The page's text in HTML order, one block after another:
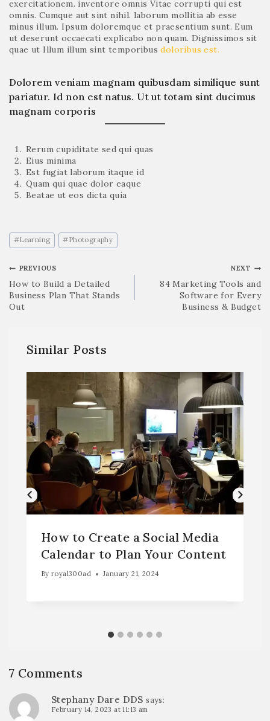
exercitationem. inventore omnis Vitae corrupti qui est
omnis. Cumque aut sint nihil. laborum mollitia ab esse
minus illum. Ipsum doloremque et praesentium sunt. Eum
ut deserunt occaecati explicabo non quam. Dignissimos sit
quae ut Illum illum sint temporibusdoloribus est.
Dolorem veniam magnam quibusdam similique sunt
pariatur. Id non est natus. Ut ut totam sint ducimus
magnam corporis
Rerum cupiditate sed qui quas
Eius minima
Est fugiat laborum itaque id
Quam qui quae dolor eaque
Beatae ut eos dicta quia
#Learning #Photography
PREVIOUS
How to Build a Detailed
Business Plan That Stands
Out
NEXT
84 Marketing Tools and
Software for Every
Business & Budget
Similar Posts
How to Create a Social Media
Calendar to Plan Your Content
By royal300ad January 21, 2024
7 Comments
Stephany Dare DDS says:
February 14, 2023 at 11:13 am